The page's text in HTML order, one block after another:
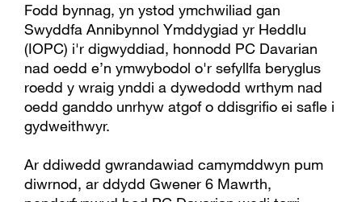
Fodd bynnag, yn ystod ymchwiliad gan
Swyddfa Annibynnol Ymddygiad yr Heddlu
(IOPC) i'r digwyddiad, honnodd PC Davarian
nad oedd e’n ymwybodol o'r sefyllfa beryglus
roedd y wraig ynddi a dywedodd wrthym nad
oedd ganddo unrhyw atgof o ddisgrifio ei safle i
gydweithwyr.
Ar ddiwedd gwrandawiad camymddwyn pum
diwrnod, ar ddydd Gwener 6 Mawrth,